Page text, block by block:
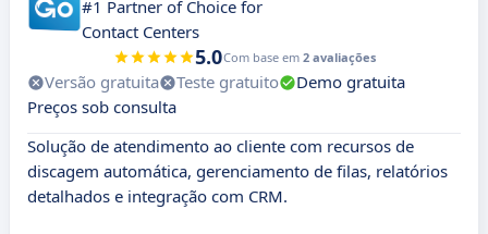
#1 Partner of Choice for
Contact Centers
5.0Com base em 2 avaliações
Versão gratuita Teste gratuito
Demo gratuita
Preços sob consulta
Solução de atendimento ao cliente com recursos de
discagem automática, gerenciamento de filas, relatórios
detalhados e integração com CRM.